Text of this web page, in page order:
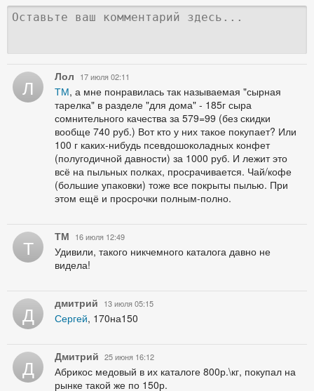
Л Лол 17 июля 02:11
ТМ, а мне понравилась так называемая "сырная
тарелка" в разделе "для дома" - 185г сыра
сомнительного качества за 579=99 (без скидки
вообще 740 руб.) Вот кто у них такое покупает? Или
100 г каких-нибудь псевдошоколадных конфет
(полугодичной давности) за 1000 руб. И лежит это
всё на пыльных полках, просрачивается. Чай/кофе
(большие упаковки) тоже все покрыты пылью. При
этом ещё и просрочки полным-полно.
Т ТМ 16 июля 12:49
Удивили, такого никчемного каталога давно не
видела!
Д дмитрий 13 июля 05:15
Сергей, 170на150
Д Дмитрий 25 июня 16:12
Абрикос медовый в их каталоге 800р.\кг, покупал на
рынке такой же по 150р.